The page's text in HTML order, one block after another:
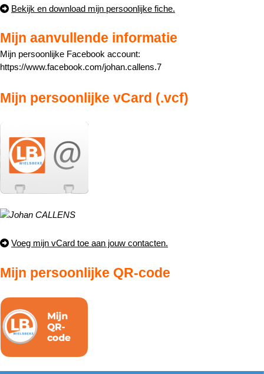
Bekijk en download mijn persoonlijke fiche.
Mijn aanvullende informatie
Mijn persoonlijke Facebook account:
https://www.facebook.com/johan.callens.7
Mijn persoonlijke vCard (.vcf)
Voeg mijn vCard toe aan jouw contacten.
Mijn persoonlijke QR-code